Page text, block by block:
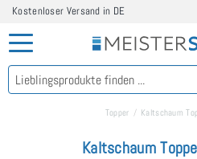
Kostenloser Versand in DE
Topper Kaltschaum
Kaltschaum